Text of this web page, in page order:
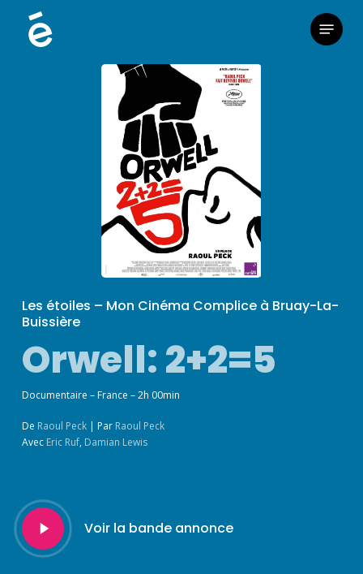
Menu
Les étoiles – Mon Cinéma Complice à Bruay-La-
Buissière
Orwell: 2+2=5
Documentaire – France – 2h 00min
De Raoul Peck | Par Raoul Peck
Avec Eric Ruf, Damian Lewis
Play
Video
Voir la bande annonce